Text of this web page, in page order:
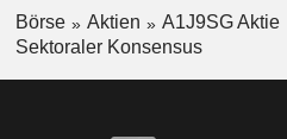
Börse Aktien A1J9SG Aktie
Sektoraler Konsensus